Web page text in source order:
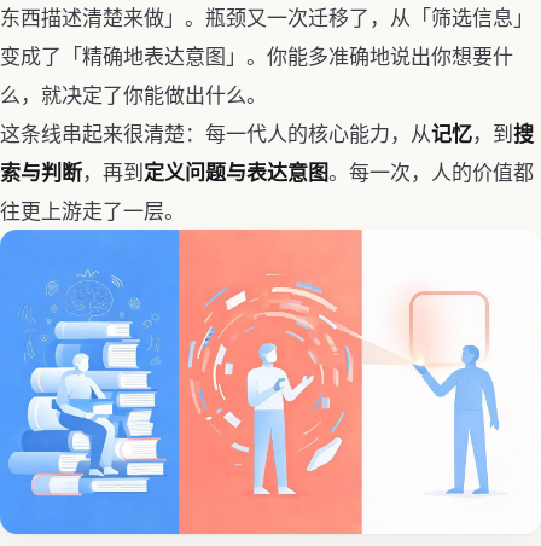
东西描述清楚来做」。瓶颈又一次迁移了，从「筛选信息」
变成了「精确地表达意图」。你能多准确地说出你想要什
么，就决定了你能做出什么。
这条线串起来很清楚：每一代人的核心能力，从记忆，到搜
索与判断，再到定义问题与表达意图。每一次，人的价值都
往更上游走了一层。